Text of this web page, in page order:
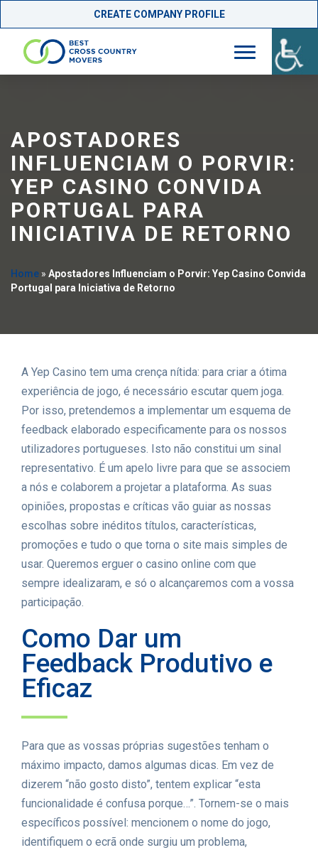
CREATE COMPANY PROFILE
APOSTADORES
INFLUENCIAM O PORVIR:
YEP CASINO CONVIDA
PORTUGAL PARA
INICIATIVA DE RETORNO
Home » Apostadores Influenciam o Porvir: Yep Casino Convida
Portugal para Iniciativa de Retorno
A Yep Casino tem uma crença nítida: para criar a ótima
experiência de jogo, é necessário escutar quem joga.
Por isso, pretendemos a implementar um esquema de
feedback elaborado especificamente para os nossos
utilizadores portugueses. Isto não constitui um sinal
representativo. É um apelo livre para que se associem
a nós e colaborem a projetar a plataforma. As suas
opiniões, propostas e críticas vão guiar as nossas
escolhas sobre inéditos títulos, características,
promoções e tudo o que torna o site mais simples de
usar. Queremos erguer o casino online com que
sempre idealizaram, e só o alcançaremos com a vossa
participação.
Como Dar um
Feedback Produtivo e
Eficaz
Para que as vossas próprias sugestões tenham o
máximo impacto, damos algumas dicas. Em vez de
dizerem “não gosto disto”, tentem explicar “esta
funcionalidade é confusa porque…”. Tornem-se o mais
específicos possível: mencionem o nome do jogo,
identifiquem o ecrã onde surgiu um problema,